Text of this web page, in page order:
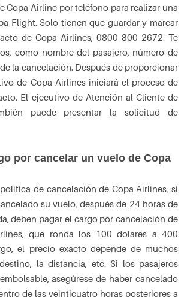
Copa Airline por teléfono para realizar una
Flight. Solo tienen que guardar y marcar
de Copa Airlines, 0800 800 2672. Te
como nombre del pasajero, número de
la cancelación. Después de proporcionar
de Copa Airlines iniciará el proceso de
El ejecutivo de Atención al Cliente de
puede presentar la solicitud de
por cancelar un vuelo de Copa
de cancelación de Copa Airlines, si
su vuelo, después de 24 horas de
deben pagar el cargo por cancelación de
que ronda los 100 dólares a 400
el precio exacto depende de muchos
la distancia, etc. Si los pasajeros
asegúrese de haber cancelado
de las veinticuatro horas posteriores a